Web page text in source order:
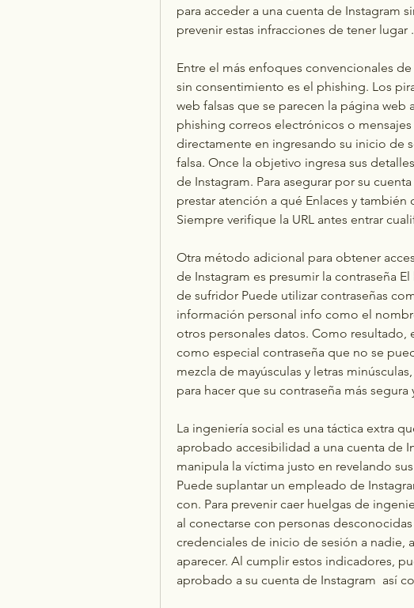
para acceder a una cuenta de Instagram
prevenir estas infracciones de tener lugar .
Entre el más enfoques convencionales
sin consentimiento es el phishing. Los
web falsas que se parecen la página web
phishing correos electrónicos o
directamente en ingresando su inicio de
falsa. Once la objetivo ingresa sus
de Instagram. Para asegurar por su
prestar atención a qué Enlaces y
Siempre verifique la URL antes entrar
Otra método adicional para obtener
de Instagram es presumir la contraseña
de sufridor Puede utilizar contraseñas
información personal info como el
otros personales datos. Como resultado,
como especial contraseña que no se
mezcla de mayúsculas y letras
para hacer que su contraseña más segura
La ingeniería social es una táctica extra
aprobado accesibilidad a una cuenta de
manipula la víctima justo en revelando
Puede suplantar un empleado de
con. Para prevenir caer huelgas de
al conectarse con personas
credenciales de inicio de sesión a nadie,
aparecer. Al cumplir estos indicadores,
aprobado a su cuenta de Instagram  así